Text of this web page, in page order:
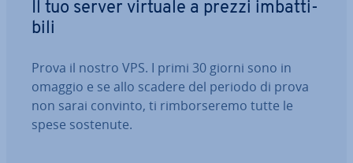
Il tuo server virtuale a prezzi im­bat­ti­
bi­li
Prova il nostro VPS. I primi 30 giorni sono in
omaggio e se allo scadere del periodo di prova
non sarai convinto, ti rim­bor­se­re­mo tutte le
spese sostenute.